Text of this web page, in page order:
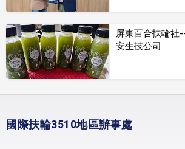
屏東百合扶輪社
安生技公司
國際扶輪3510地區辦事處